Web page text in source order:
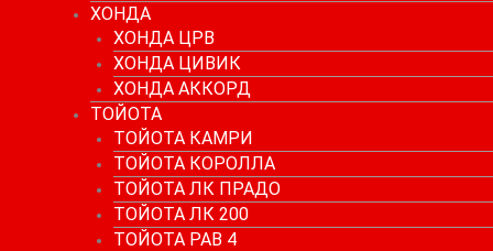
ХОНДА
ХОНДА ЦРВ
ХОНДА ЦИВИК
ХОНДА АККОРД
ТОЙОТА
ТОЙОТА КАМРИ
ТОЙОТА КОРОЛЛА
ТОЙОТА ЛК ПРАДО
ТОЙОТА ЛК 200
ТОЙОТА РАВ 4